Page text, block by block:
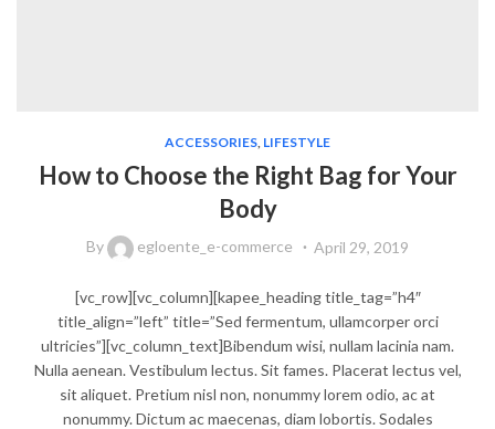
ACCESSORIES LIFESTYLE
How to Choose the Right Bag for Your
Body
By egloente_e-commerce April 29, 2019
[vc_row][vc_column][kapee_heading title_tag=”h4″
title_align=”left” title=”Sed fermentum, ullamcorper orci
ultricies”][vc_column_text]Bibendum wisi, nullam lacinia nam.
Nulla aenean. Vestibulum lectus. Sit fames. Placerat lectus vel,
sit aliquet. Pretium nisl non, nonummy lorem odio, ac at
nonummy. Dictum ac maecenas, diam lobortis. Sodales